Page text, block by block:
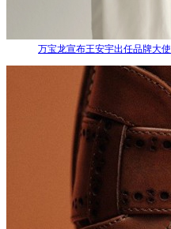
万宝龙宣布王安宇出任品牌大使